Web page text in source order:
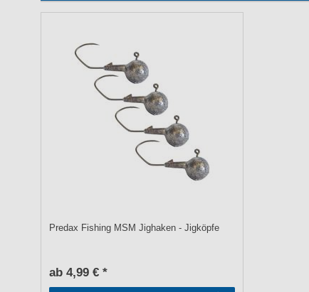
Predax Fishing MSM Jighaken - Jigköpfe
ab 4,99 € *